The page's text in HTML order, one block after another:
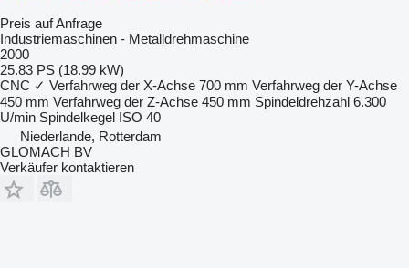
Preis auf Anfrage
Industriemaschinen - Metalldrehmaschine
2000
25.83 PS (18.99 kW)
CNC ✓ Verfahrweg der X-Achse 700 mm Verfahrweg der Y-Achse
450 mm Verfahrweg der Z-Achse 450 mm Spindeldrehzahl 6.300
U/min Spindelkegel ISO 40
Niederlande, Rotterdam
GLOMACH BV
Verkäufer kontaktieren